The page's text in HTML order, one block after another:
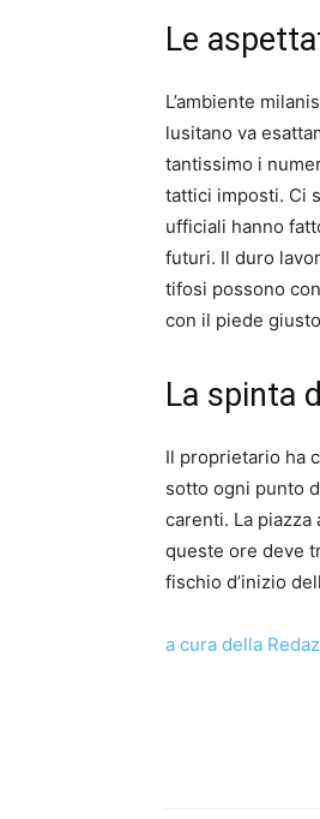
Le
L’ambiente
lusitano va
tantissimo i
tattici imposti. Ci
ufficiali hanno
futuri. Il duro
tifosi possono
con il piede
La spinta
Il proprietario ha
sotto ogni punto
carenti. La
queste ore deve
fischio d’inizio
a cura della